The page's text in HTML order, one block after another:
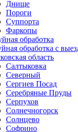
Днище
Пороги
Суппорта
Фаркопы
обработка
обработка с
область
Салтыковка
Северный
Сергиев Посад
Серебряные Пруды
Серпухов
Солнечногорск
Солнцево
Софрино